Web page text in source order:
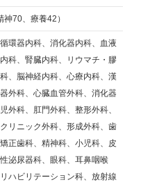
70、療養42）
環器内科、消化器内科、血液
科、腎臓内科、リウマチ・膠
、脳神経内科、心療内科、漢
外科、心臓血管外科、消化器
外科、肛門外科、整形外科、
リニック外科、形成外科、歯
正歯科、精神科、小児科、皮
泌尿器科、眼科、耳鼻咽喉
ハビリテーション科、放射線